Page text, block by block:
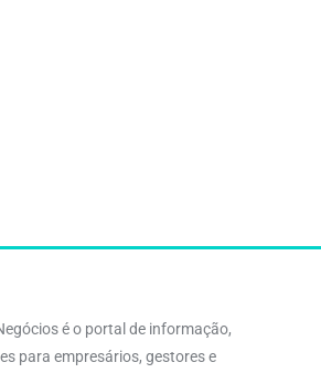
é o portal de informação,
para empresários, gestores e